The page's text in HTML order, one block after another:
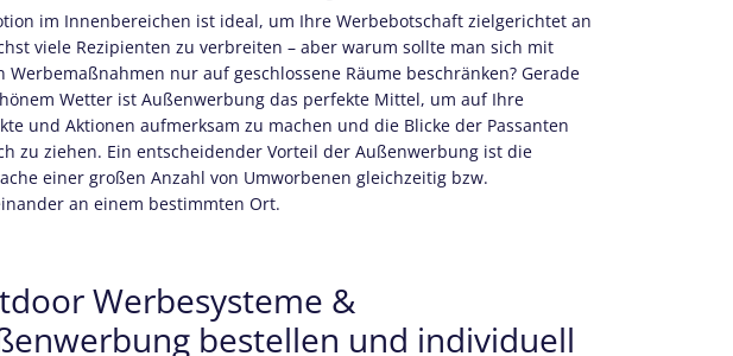
im Innenbereichen ist ideal, um Ihre Werbebotschaft zielgerichtet an
viele Rezipienten zu verbreiten – aber warum sollte man sich mit
Werbemaßnahmen nur auf geschlossene Räume beschränken? Gerade
Wetter ist Außenwerbung das perfekte Mittel, um auf Ihre
und Aktionen aufmerksam zu machen und die Blicke der Passanten
zu ziehen. Ein entscheidender Vorteil der Außenwerbung ist die
einer großen Anzahl von Umworbenen gleichzeitig bzw.
an einem bestimmten Ort.
Werbesysteme &
bestellen und individuell